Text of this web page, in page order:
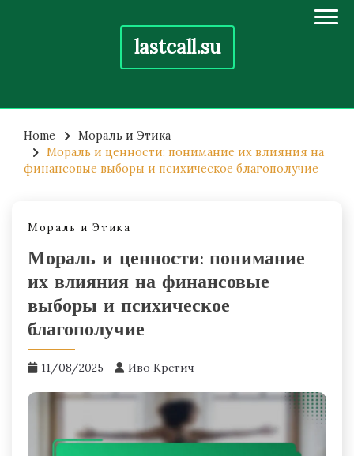
lastcall.su
content
Home
Мораль и Этика
Мораль и ценности: понимание их влияния на
финансовые выборы и психическое благополучие
Мораль и Этика
Мораль и ценности: понимание
их влияния на финансовые
выборы и психическое
благополучие
11/08/2025 Иво Крстич